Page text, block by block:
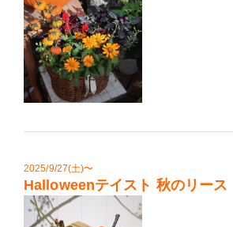
2025/9/27(土)〜
Halloweenテイスト 秋のリース